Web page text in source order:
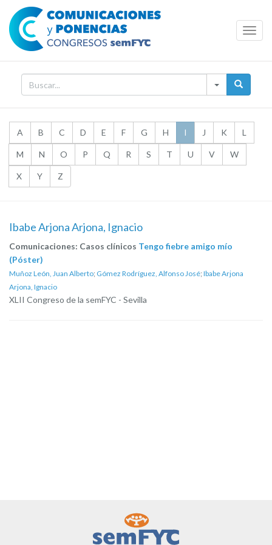
A B C D E F G H I J K L
M N O P Q R S T U V W
X Y Z
Ibabe Arjona Arjona, Ignacio
Comunicaciones: Casos clínicos Tengo fiebre amigo mío
(Póster)
Muñoz León, Juan Alberto; Gómez Rodríguez, Alfonso José; Ibabe Arjona
Arjona, Ignacio
XLII Congreso de la semFYC - Sevilla